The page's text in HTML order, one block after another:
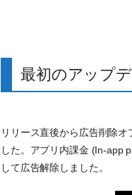
最初のアップ
リリース直後から広告削除
した。アプリ内課金 (In-app
して広告解除しました。